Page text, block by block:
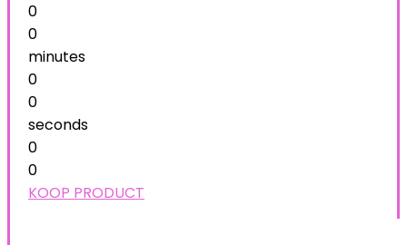
0
0
minutes
0
0
seconds
0
0
KOOP PRODUCT